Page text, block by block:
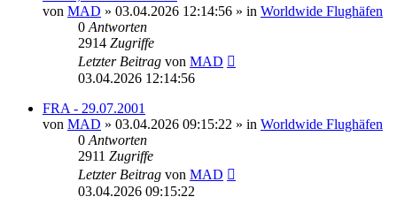
von MAD » 03.04.2026 12:14:56 » in Worldwide Flughäfen
0 Antworten
2914 Zugriffe
Letzter Beitrag von MAD
03.04.2026 12:14:56
FRA - 29.07.2001
von MAD » 03.04.2026 09:15:22 » in Worldwide Flughäfen
0 Antworten
2911 Zugriffe
Letzter Beitrag von MAD
03.04.2026 09:15:22